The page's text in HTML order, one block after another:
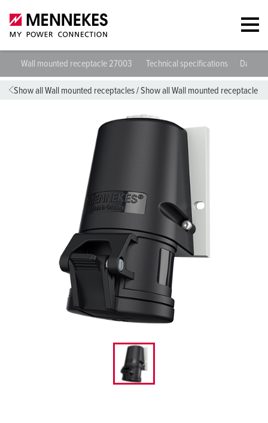
Wall mounted receptacle 27003 Technical specifications
Show all Wall mounted receptacles/Show all Wall mounted receptacle